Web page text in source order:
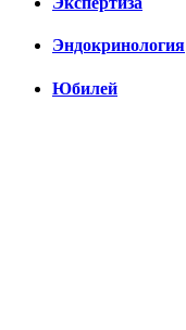
Эндокринология
Юбилей